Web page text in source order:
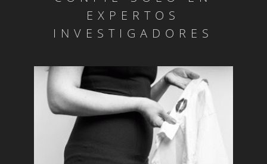
Informes de personalidad
Investigadores para descubrir competencia
deseal
Detectives: infidelidades
Detectives: custodia de hijos menores
Revisión de pensiones y otras medidas
Investigación de malos tratos
EXPERTOS
INVESTIGADORES